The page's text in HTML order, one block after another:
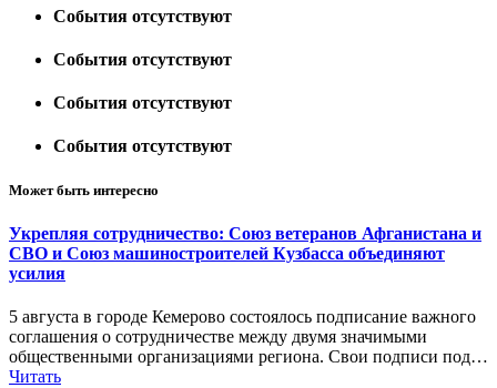
События отсутствуют
События отсутствуют
События отсутствуют
События отсутствуют
Может быть интересно
Укрепляя сотрудничество: Союз ветеранов Афганистана и
СВО и Союз машиностроителей Кузбасса объединяют
усилия
5 августа в городе Кемерово состоялось подписание важного
соглашения о сотрудничестве между двумя значимыми
общественными организациями региона. Свои подписи под…
Читать